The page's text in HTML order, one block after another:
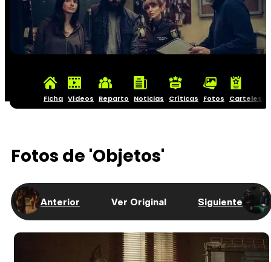
Ficha Vídeos Reparto Noticias Críticas Fotos Carteles
Fotos de 'Objetos'
Anterior Ver Original Siguiente